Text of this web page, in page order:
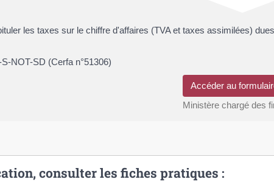
les taxes sur le chiffre d'affaires (TVA et taxes assimilées)
NOT-SD (Cerfa n°51306)
Accéder au
Ministère chargé des
consulter les fiches pratiques :